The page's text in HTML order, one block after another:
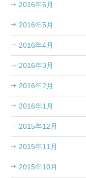
2016年6月
2016年5月
2016年4月
2016年3月
2016年2月
2016年1月
2015年12月
2015年11月
2015年10月